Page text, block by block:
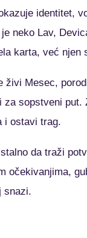
identitet,
neko Lav,
karta, već njen
Mesec,
sopstveni put.
i ostavi trag.
da traži
očekivanjima,
snazi.